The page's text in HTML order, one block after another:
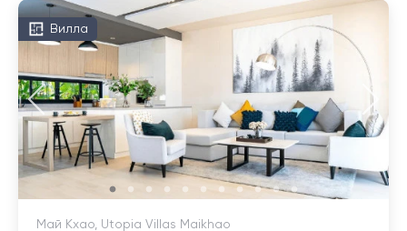
Вилла
Май Кхао, Utopia Villas Maikhao